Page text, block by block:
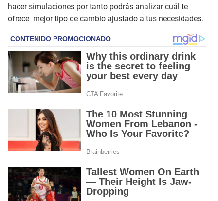
hacer simulaciones por tanto podrás analizar cuál te
ofrece mejor tipo de cambio ajustado a tus necesidades.